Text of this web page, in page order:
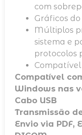
com
Gráficos do
Múltiplos
sistema e
protocolos
Compatível
Windows nas
Cabo USB
Transmissão
Envio via PDF,